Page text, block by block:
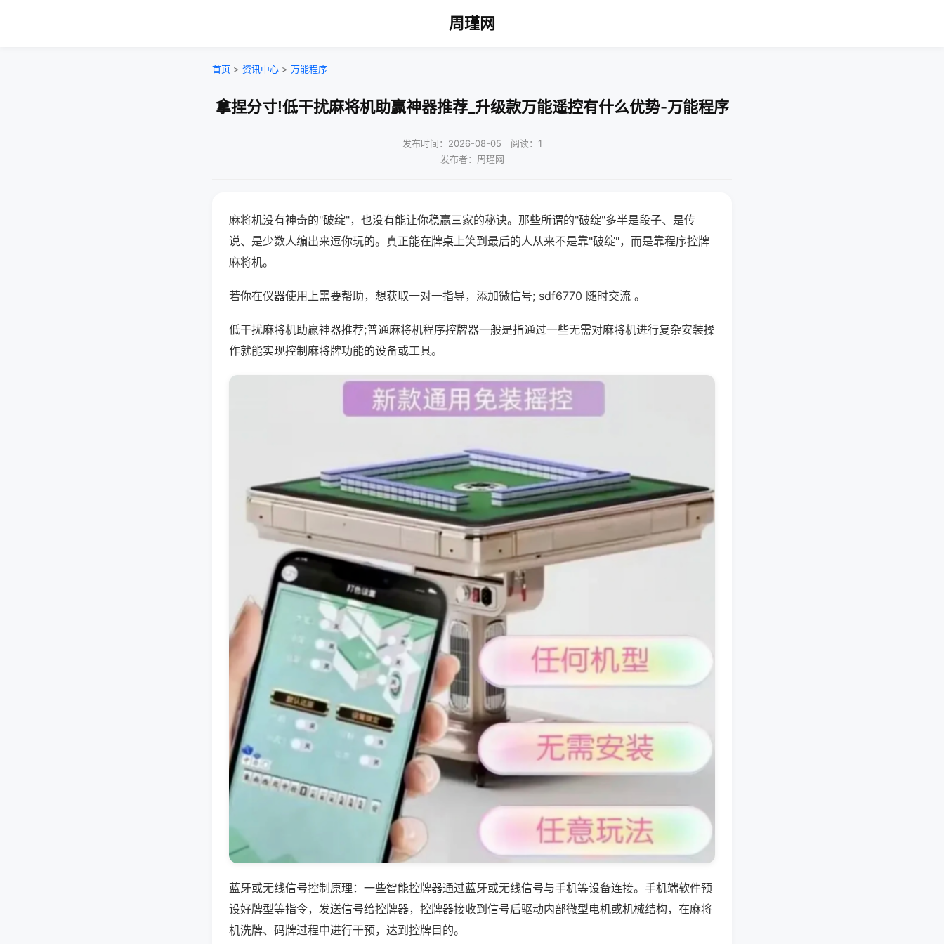
周瑾网
首页 > 资讯中心 > 万能程序
拿捏分寸!低干扰麻将机助赢神器推荐_升级款万能遥控有什么优势-万能程序
发布时间：2026-08-05｜阅读：1
发布者：周瑾网
麻将机没有神奇的"破绽"，也没有能让你稳赢三家的秘诀。那些所谓的"破绽"多半是段子、是传
说、是少数人编出来逗你玩的。真正能在牌桌上笑到最后的人从来不是靠"破绽"，而是靠程序控牌
麻将机。
若你在仪器使用上需要帮助，想获取一对一指导，添加微信号; sdf6770 随时交流 。
低干扰麻将机助赢神器推荐;普通麻将机程序控牌器一般是指通过一些无需对麻将机进行复杂安装操
作就能实现控制麻将牌功能的设备或工具。
蓝牙或无线信号控制原理：一些智能控牌器通过蓝牙或无线信号与手机等设备连接。手机端软件预
设好牌型等指令，发送信号给控牌器，控牌器接收到信号后驱动内部微型电机或机械结构，在麻将
机洗牌、码牌过程中进行干预，达到控牌目的。